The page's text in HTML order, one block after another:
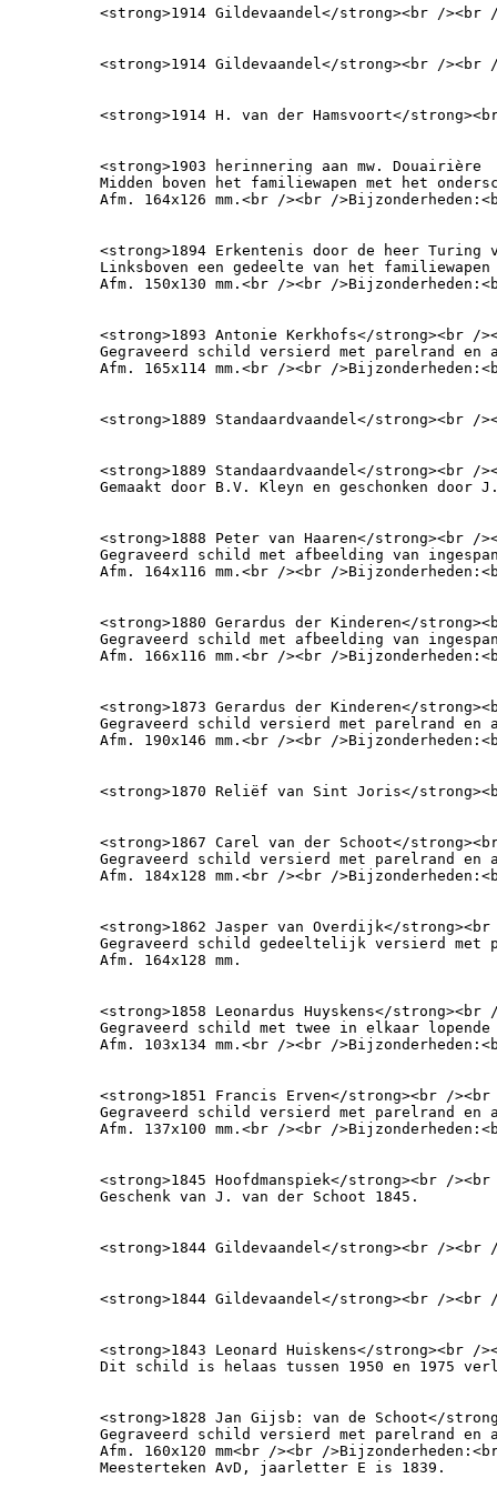
<strong>1914 Gildevaandel</strong><br /
<strong>1914 Gildevaandel</strong><br /
<strong>1914 H. van der Hamsvoort</
<strong>1903 herinnering aan mw.
Midden boven het familiewapen met het
Afm. 164x126 mm.<br /><br /
<strong>1894 Erkentenis door de heer
Linksboven een gedeelte van het
Afm. 150x130 mm.<br /><br /
<strong>1893 Antonie Kerkhofs</strong><br
Gegraveerd schild versierd met parelrand
Afm. 165x114 mm.<br /><br /
<strong>1889 Standaardvaandel</strong><br
<strong>1889 Standaardvaandel</strong><br
Gemaakt door B.V. Kleyn en geschonken
<strong>1888 Peter van Haaren</strong><br
Gegraveerd schild met afbeelding van
Afm. 164x116 mm.<br /><br /
<strong>1880 Gerardus der Kinderen</
Gegraveerd schild met afbeelding van
Afm. 166x116 mm.<br /><br /
<strong>1873 Gerardus der Kinderen</
Gegraveerd schild versierd met parelrand en
Afm. 190x146 mm.<br /><br /
<strong>1870 Reliëf van Sint Joris</
<strong>1867 Carel van der Schoot</
Gegraveerd schild versierd met parelrand
Afm. 184x128 mm.<br /><br /
<strong>1862 Jasper van Overdijk</
Gegraveerd schild gedeeltelijk versierd met
Afm. 164x128 mm.
<strong>1858 Leonardus Huyskens</
Gegraveerd schild met twee in elkaar
Afm. 103x134 mm.<br /><br /
<strong>1851 Francis Erven</strong><br /
Gegraveerd schild versierd met parelrand en
Afm. 137x100 mm.<br /><br /
<strong>1845 Hoofdmanspiek</strong><br /><br
Geschenk van J. van der Schoot 1845.
<strong>1844 Gildevaandel</strong><br /
<strong>1844 Gildevaandel</strong><br /
<strong>1843 Leonard Huiskens</
Dit schild is helaas tussen 1950 en 1975
<strong>1828 Jan Gijsb: van de Schoot</
Gegraveerd schild versierd met parelrand en
Afm. 160x120 mm<br /><br /
Meesterteken AvD, jaarletter E is 1839.